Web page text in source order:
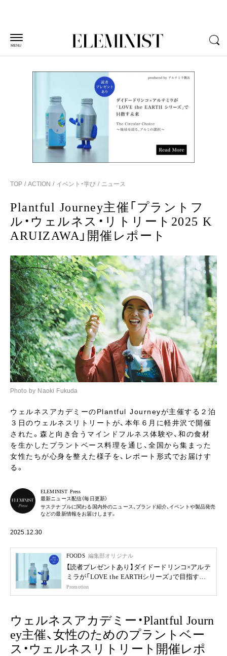
MENU
TOP ACTION イベント・学び ニュース
Plantful Journey主催「プラントフ
ル・ウェルネス・リトリート2025 K
ARUIZAWA」開催レポート
Photo by Naoki Fukuda
ウェルネスアカデミーのPlantful Journeyが主催する２泊
３日のウェルネスリトリートが、本年６月に軽井沢で開催
された。森と向き合うマインドフルネス体験や、和の食材
を生かしたプラントベース料理を通じ、全国から集まった
女性たちが心身を整えた様子を、レポート形式でお届けす
る。
ELEMINIST Press
最新ニュース配信（毎日更新）
サステナブルに関わる国内外のニュース、ブランド紹介、イベントや製品発売
などの最新情報をお届けします。
2025.12.30
FOODS 編集部オリジナル
【読者プレゼントあり】ダイドードリンコ×アルテ
ミラが「LOVE the EARTHシリーズ」で目指す未
来
Promotion
ウェルネスアカデミー・Plantful Journ
ey主催、女性のためのプラントベー
ス・ウェルネスリトリート開催レポ